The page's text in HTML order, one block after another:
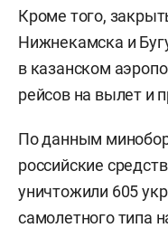
Кроме того,
Нижнекамска и
в казанском
рейсов на вылет и
По данным
российские
уничтожили 605
самолетного типа